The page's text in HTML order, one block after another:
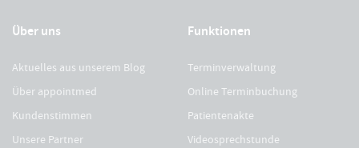
Über uns
Aktuelles aus unserem Blog
Über appointmed
Kundenstimmen
Unsere Partner
Funktionen
Terminverwaltung
Online Terminbuchung
Patientenakte
Videosprechstunde